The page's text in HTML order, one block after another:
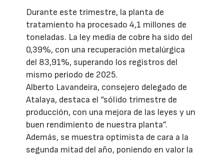
Durante este trimestre, la planta de
tratamiento ha procesado 4,1 millones de
toneladas. La ley media de cobre ha sido del
0,39%, con una recuperación metalúrgica
del 83,91%, superando los registros del
mismo periodo de 2025.
Alberto Lavandeira, consejero delegado de
Atalaya, destaca el “sólido trimestre de
producción, con una mejora de las leyes y un
buen rendimiento de nuestra planta”.
Además, se muestra optimista de cara a la
segunda mitad del año, poniendo en valor la